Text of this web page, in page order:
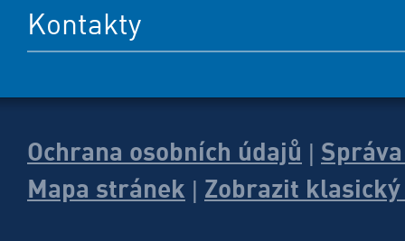
Kontakty
Ochrana osobních údajů
Mapa stránek
Zobrazit